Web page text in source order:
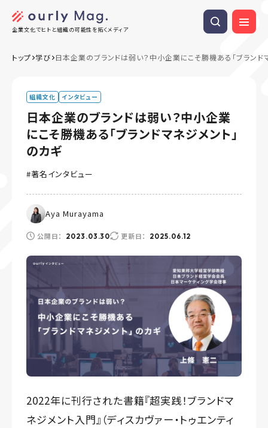
企業文化でヒトと組織の可能性を拓くメディア
トップ 学び 日本企業のブランドは弱い？中小企業にこそ勝機ある「ブランド
組織文化 インタビュー
日本企業のブランドは弱い？中小企業
にこそ勝機ある「ブランドマネジメント」
のカギ
著名インタビュー
Aya Murayama
公開日： 2023.03.30 更新日： 2025.06.12
2022年に刊行された書籍『超実践！ブランドマ
ネジメント入門』（ディスカヴァー・トゥエンティ